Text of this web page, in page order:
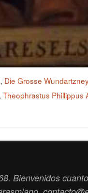
, Die Grosse Wundartzney
, Theophrastus Phillippus
Bienvenidos